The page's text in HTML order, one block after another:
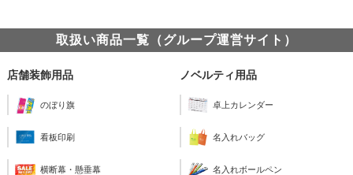
取扱い商品一覧（グループ運営サイト）
店舗装飾用品
のぼり旗
看板印刷
横断幕・懸垂幕
ノベルティ用品
卓上カレンダー
名入れバッグ
名入れボールペン